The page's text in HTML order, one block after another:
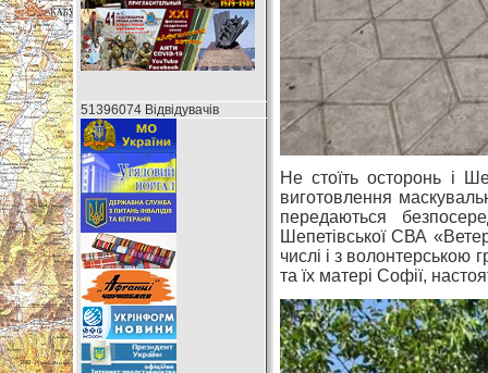
51396074 Відвідувачів
Не стоїть осторонь і
виготовлення
передаються
Шепетівської СВА
числі і з волонтерською
та їх матері Софії,